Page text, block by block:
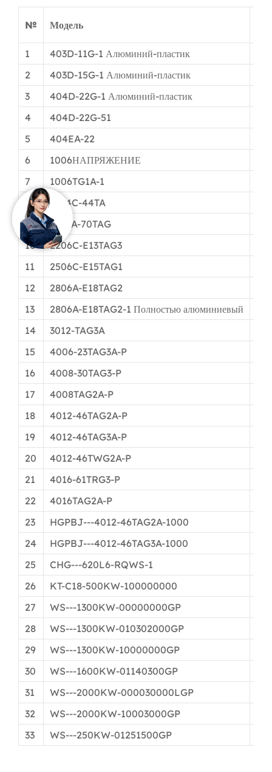
№ Модель
1
403D-11G-1 Алюминий-пластик
2
403D-15G-1 Алюминий-пластик
3
404D-22G-1 Алюминий-пластик
4
404D-22G-51
5
404EA-22
6
1006НАПРЯЖЕНИЕ
7
1006TG1A-1
8
1104C-44TA
9
1106A-70TAG
10
2206C-E13TAG3
11
2506C-E15TAG1
12
2806A-E18TAG2
13
2806A-E18TAG2-1 Полностью алюминиевый
14
3012-TAG3A
15
4006-23TAG3A-P
16
4008-30TAG3-P
17
4008TAG2A-P
18
4012-46TAG2A-P
19
4012-46TAG3A-P
20
4012-46TWG2A-P
21
4016-61TRG3-P
22
4016TAG2A-P
23
HGPBJ---4012-46TAG2A-1000
24
HGPBJ---4012-46TAG3A-1000
25
CHG---620L6-RQWS-1
26
KT-C18-500KW-100000000
27
WS---1300KW-00000000GP
28
WS---1300KW-010302000GP
29
WS---1300KW-10000000GP
30
WS---1600KW-01140300GP
31
WS---2000KW-000030000LGP
32
WS---2000KW-10003000GP
33
WS---250KW-01251500GP